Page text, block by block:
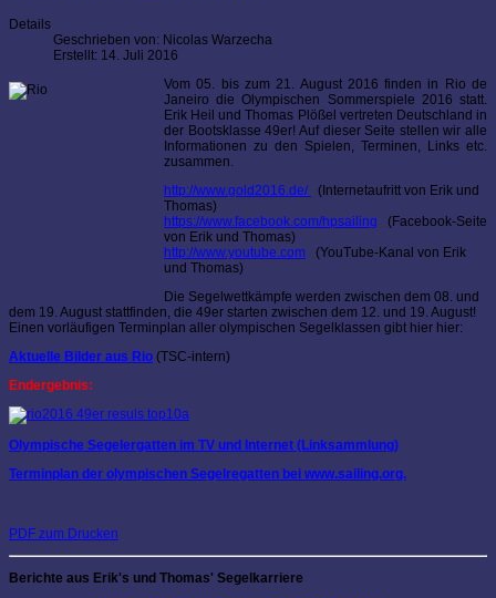
Details
Geschrieben von: Nicolas Warzecha
Erstellt: 14. Juli 2016
Vom 05. bis zum 21. August 2016 finden in Rio de
Janeiro die Olympischen Sommerspiele 2016 statt.
Erik Heil und Thomas Plößel vertreten Deutschland in
der Bootsklasse 49er! Auf dieser Seite stellen wir alle
Informationen zu den Spielen, Terminen, Links etc.
zusammen.
http://www.gold2016.de/ (Internetaufritt von Erik und
Thomas)
https://www.facebook.com/hpsailing (Facebook-Seite
von Erik und Thomas)
http://www.youtube.com (YouTube-Kanal von Erik
und Thomas)
Die Segelwettkämpfe werden zwischen dem 08. und
dem 19. August stattfinden, die 49er starten zwischen dem 12. und 19. August!
Einen vorläufigen Terminplan aller olympischen Segelklassen gibt hier hier:
Aktuelle Bilder aus Rio (TSC-intern)
Endergebnis:
Olympische Segelergatten im TV und Internet (Linksammlung)
Terminplan der olympischen Segelregatten bei www.sailing.org.
PDF zum Drucken
Berichte aus Erik's und Thomas' Segelkarriere